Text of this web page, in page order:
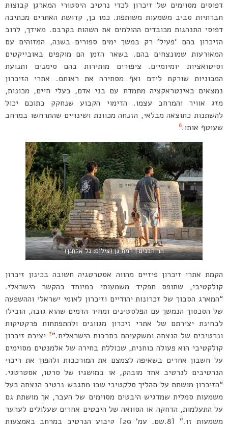
דפוסים מסוימים של זיכרון לכדי נרטיב היסטורי המארגן קבוצות
חברתיות סביב משמעות משותפת. כמו כן, קדושת האתרים מכתיבה
דפוסי התנהגות מכובדים ההולמים את השהות בקרבם. מאידך, לרוב
הזיכרון בהם ‘פעיל’ רק במשך ימים ספורים בשנה, המזוהים עם
המאורעות שמונצחים בהם. בשאר הזמן הם מוקפים באובייקטים
וסיטואציות יומיומיים. ציפורים מותירות בהם סימנים ותנועת
המכוניות שורקת לידם ואף מסתירה את ראותם. אתרי הזיכרון
נמצאים באינטראקציה מתמדת עם בני אדם, בעלי חיים, מכונות,
מזג אוויר והמרחב עצמו. הדימוי הקבוע שנחקק בתוכם יכול
להשתנות כתוצאה מבלאי, הזנחה מכוונת ושינויים שהתרחשו במרחב
שעוטף אותו.6
הר הבנים | רמת גן (צילום: גל אלחנן)
הקמת אתרי זיכרון פיזיים מהווה אסטרטגיה חשובה בכינון זיכרון
קולקטיבי, שתופס תפקיד משמעותי במיוחד בהקשר הישראלי.
“המארג הסבוך של זכרונות יהודיים וזיכרון לאומי ישראלי וההשפעה
של הסכסוך הנמשך עם הפלסטינים ומחיר הדמים שהוא גובה, הובילו
לבחינת יצירתם של אתרי זיכרון מגוונים ולהתפתחות פרקטיקות
ונרטיבים של הנצחה ומשקעיהם בתרבות הישראלית.”7 יצירת זיכרון
קולקטיבי הוא פעולה כוחנית, שכוללת בחירה של אלמנטים מסוימים
על חשבון אחרים בשאיפה לצמצם את המורכבות ולהפוך את ריבוי
הנרטיבים לנרטיב אחד מובהק, או במושגיו של סרטו, אסטרטגי.
“הזיכרון מושתת על תהליך סלקטיבי שבו מתגבש נרטיב הנצחה בעל
משמעות סמלית שמדגיש היבטים מסוימים של העבר, אך מושתת גם
על התעלמות, הדחקה או הסוואה של היבטים אחרים שעלולים לערער
משמעות זו.” {8.שם, עמ’ 29] קיבוע הנרטיב במרחב באמצעות